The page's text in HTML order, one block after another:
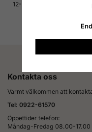
12-24 månaders garanti på
Kontakta oss
Varmt välkommen att
Tel: 0922-61570
Öppettider telefon:
Måndag-Fredag 08.00-17.00